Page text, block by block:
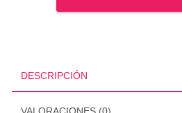
DESCRIPCIÓN